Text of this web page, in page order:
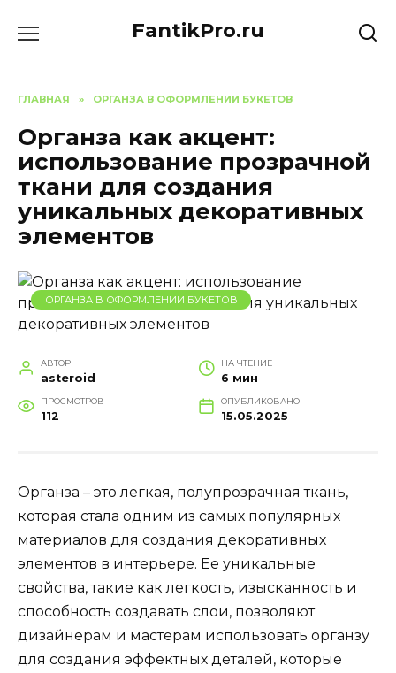
FantikPro.ru
ГЛАВНАЯ » ОРГАНЗА В ОФОРМЛЕНИИ БУКЕТОВ
Органза как акцент:
использование прозрачной
ткани для создания
уникальных декоративных
элементов
ОРГАНЗА В ОФОРМЛЕНИИ БУКЕТОВ
АВТОР
asteroid
НА ЧТЕНИЕ
6 мин
ПРОСМОТРОВ
112
ОПУБЛИКОВАНО
15.05.2025
Органза – это легкая, полупрозрачная ткань,
которая стала одним из самых популярных
материалов для создания декоративных
элементов в интерьере. Ее уникальные
свойства, такие как легкость, изысканность и
способность создавать слои, позволяют
дизайнерам и мастерам использовать органзу
для создания эффектных деталей, которые